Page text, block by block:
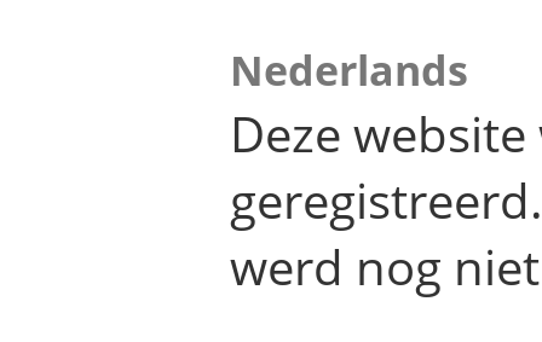
Nederlands
Deze
werd nog